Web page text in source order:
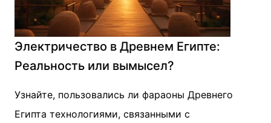
Электричество в Древнем Египте:
Реальность или вымысел?
Узнайте, пользовались ли фараоны Древнего
Египта технологиями, связанными с